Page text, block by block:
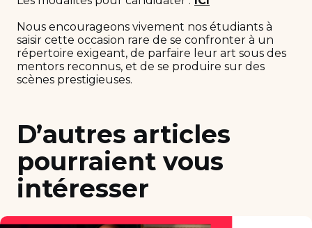
Nous encourageons vivement nos étudiants à
saisir cette occasion rare de se confronter à un
répertoire exigeant, de parfaire leur art sous des
mentors reconnus, et de se produire sur des
scènes prestigieuses.
D’autres articles
pourraient vous
intéresser